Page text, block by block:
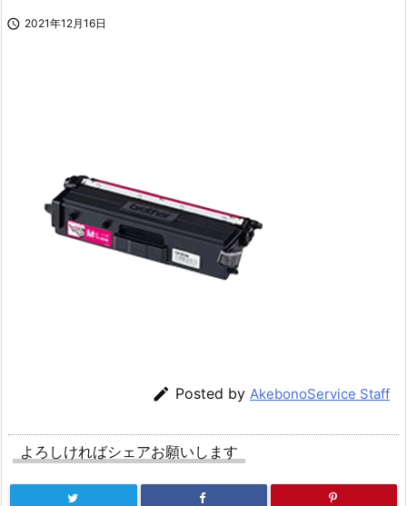
 2021年12月16日
 Posted by AkebonoService Staff
よろしければシェアお願いします